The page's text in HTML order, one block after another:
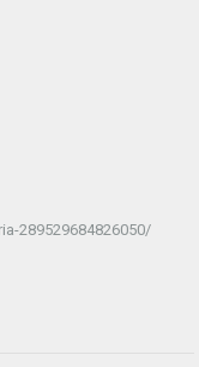
289529684826050/